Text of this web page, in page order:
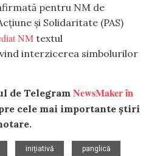
pentru NM de
și Solidaritate (PAS)
NMtextul
interzicerea simbolurilor
de Telegram NewsMaker în
cele mai importante știri
inițiativă
panglică